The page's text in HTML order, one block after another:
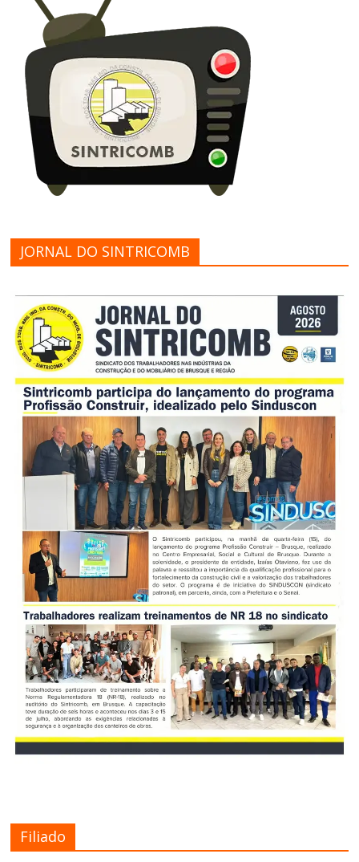
JORNAL DO SINTRICOMB
Filiado